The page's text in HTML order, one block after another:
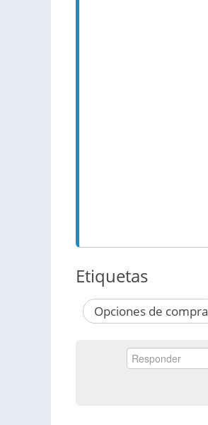
Etiquetas
Opciones de compra